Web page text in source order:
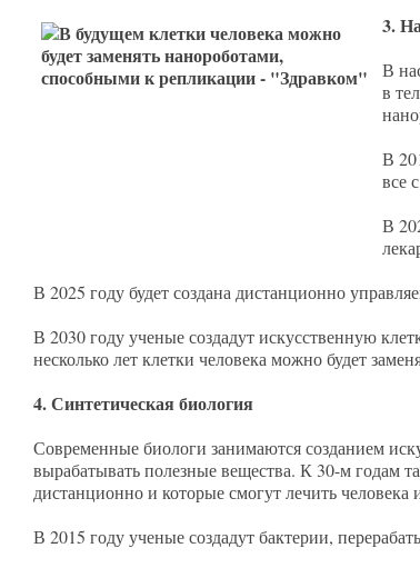
3.
В
в
В
все
В
В 2025 году будет создана дистанционно
В 2030 году ученые создадут искусственную
несколько лет клетки человека можно будет
4. Синтетическая биология
Современные биологи занимаются созданием
вырабатывать полезные вещества. К 30-м годам
дистанционно и которые смогут лечить человека
В 2015 году ученые создадут бактерии,